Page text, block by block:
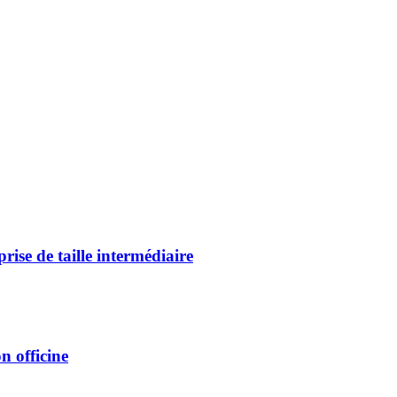
de taille intermédiaire
officine